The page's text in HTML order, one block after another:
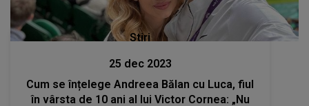
Stiri
25 dec 2023
Cum se înțelege Andreea Bălan cu Luca, fiul
în vârsta de 10 ani al lui Victor Cornea: „Nu